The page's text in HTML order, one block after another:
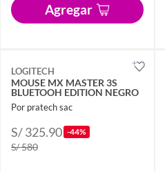
Agregar
LOGITECH
MOUSE MX MASTER 3S
BLUETOOH EDITION NEGRO
Por pratech sac
S/ 325.90 -44%
S/ 580